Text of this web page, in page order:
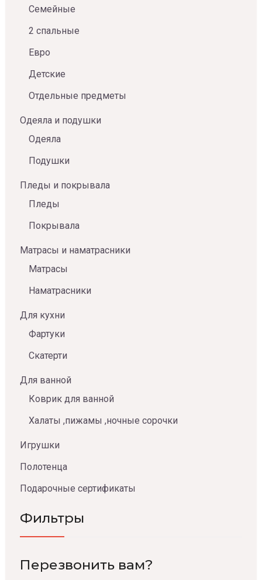
Семейные
2 спальные
Евро
Детские
Отдельные предметы
Одеяла и подушки
Одеяла
Подушки
Пледы и покрывала
Пледы
Покрывала
Матрасы и наматрасники
Матрасы
Наматрасники
Для кухни
Фартуки
Скатерти
Для ванной
Коврик для ванной
Халаты ,пижамы ,ночные сорочки
Игрушки
Полотенца
Подарочные сертификаты
Фильтры
Перезвонить вам?